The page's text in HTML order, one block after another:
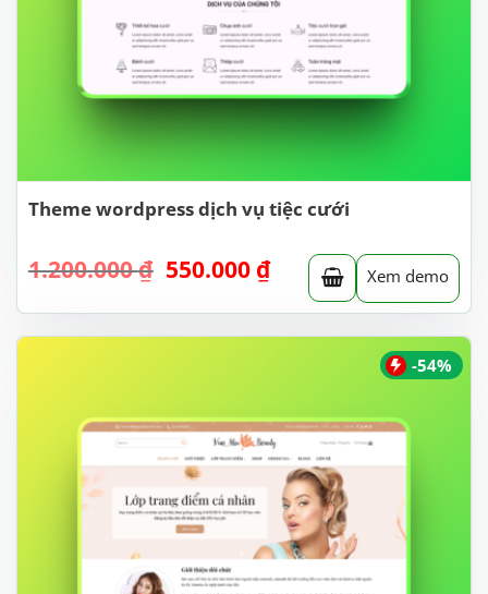
Theme wordpress dịch vụ tiệc cưới
1.200.000₫ Giá
là:
1.200.000 ₫.
550.000 ₫Giá
hiện
tại
là:
Xem demo
-54%